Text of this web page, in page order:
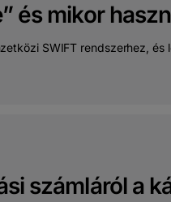
és mikor
SWIFT rendszerhez, és
számláról a